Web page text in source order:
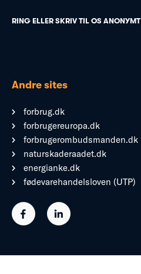
RING ELLER SKRIV TIL OS ANONYMT
Andre sites
forbrug.dk
forbrugereuropa.dk
forbrugerombudsmanden.dk
naturskaderaadet.dk
energianke.dk
fødevarehandelsloven (UTP)